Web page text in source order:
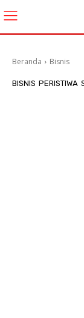
Beranda Bisnis
BISNIS PERISTIWA